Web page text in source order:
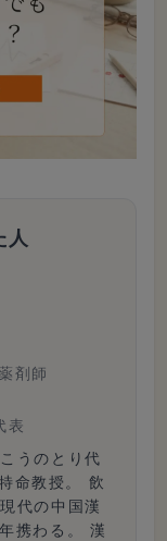
人
剤師
表
うのとり代
命教授。 飲
代の中国漢
携わる。 漢